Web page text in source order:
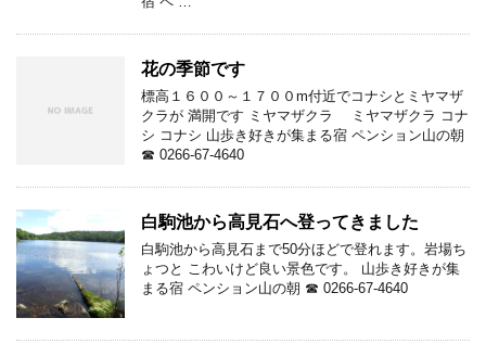
花の季節です
標高１６００～１７００m付近でコナシとミヤマザ
クラが 満開です ミヤマザクラ ミヤマザクラ コナ
シ コナシ 山歩き好きが集まる宿 ペンション山の朝
☎ 0266-67-4640
白駒池から高見石へ登ってきました
白駒池から高見石まで50分ほどで登れます。岩場ち
ょつと こわいけど良い景色です。 山歩き好きが集
まる宿 ペンション山の朝 ☎ 0266-67-4640